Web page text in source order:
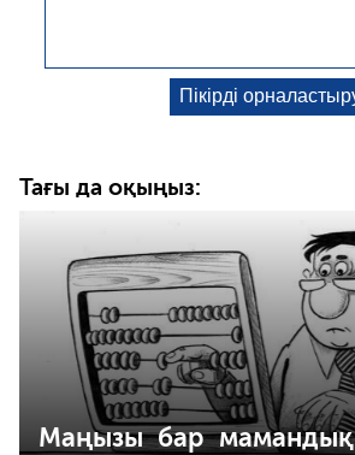
Тағы да оқыңыз:
Маңызы бар мамандық